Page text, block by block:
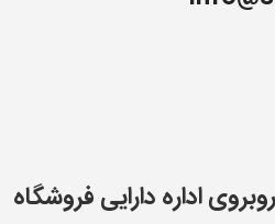
اداره دارایی فروشگاه